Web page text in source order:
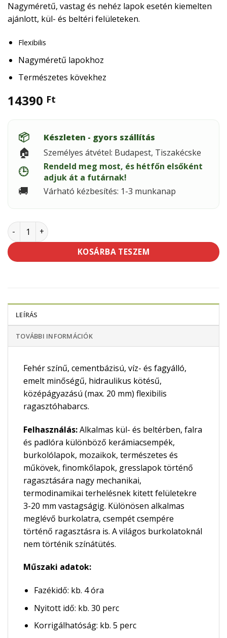
Nagyméretű, vastag és nehéz lapok esetén kiemelten
ajánlott, kül- és beltéri felületeken.
Flexibilis
Nagyméretű lapokhoz
Természetes kövekhez
14390 Ft
📦 Készleten - gyors szállítás
🏠 Személyes átvétel: Budapest, Tiszakécske
🕒
Rendeld meg most, és hétfőn elsőként
adjuk át a futárnak!
🚚 Várható kézbesítés: 1-3 munkanap
Baumit Baumacol FlexMarmor 25 kg mennyiség
KOSÁRBA TESZEM
LEÍRÁS
TOVÁBBI INFORMÁCIÓK
Fehér színű, cementbázisú, víz- és fagyálló,
emelt minőségű, hidraulikus kötésű,
középágyazású (max. 20 mm) flexibilis
ragasztóhabarcs.
Felhasználás:Alkalmas kül- és beltérben, falra
és padlóra különböző kerámiacsempék,
burkolólapok, mozaikok, természetes és
műkövek, finomkőlapok, gresslapok történő
ragasztására nagy mechanikai,
termodinamikai terhelésnek kitett felületekre
3-20 mm vastagságig. Különösen alkalmas
meglévő burkolatra, csempét csempére
történő ragasztásra is. A világos burkolatoknál
nem történik színátütés.
Műszaki adatok:
Fazékidő: kb. 4 óra
Nyitott idő: kb. 30 perc
Korrigálhatóság: kb. 5 perc